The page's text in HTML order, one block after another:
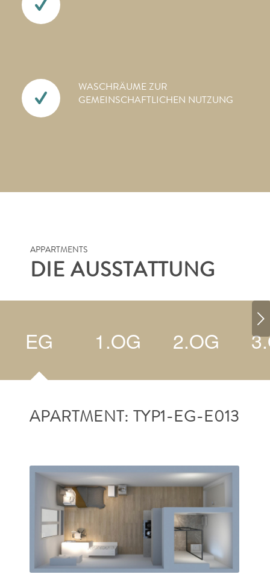
WASCHRÄUME ZUR
GEMEINSCHAFTLICHEN NUTZUNG
APPARTMENTS
DIE AUSSTATTUNG
EG 1.OG 2.OG
APARTMENT: TYP1-EG-E013